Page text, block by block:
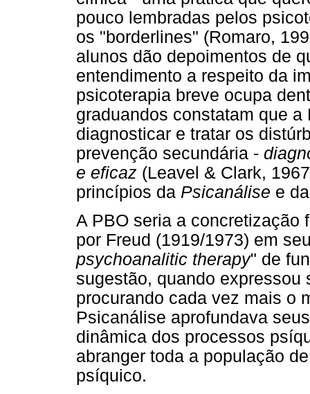
pouco lembradas pelos
os "borderlines" (Romaro,
alunos dão depoimentos de
entendimento a respeito da
psicoterapia breve ocupa
graduandos constatam que
diagnosticar e tratar os
prevenção secundária -
e eficaz (Leavel & Clark,
princípios da Psicanálise e
A PBO seria a concretização
por Freud (1919/1973) em
psychoanalitic therapy" de
sugestão, quando
procurando cada vez mais o
Psicanálise aprofundava
dinâmica dos processos
abranger toda a população
psíquico.